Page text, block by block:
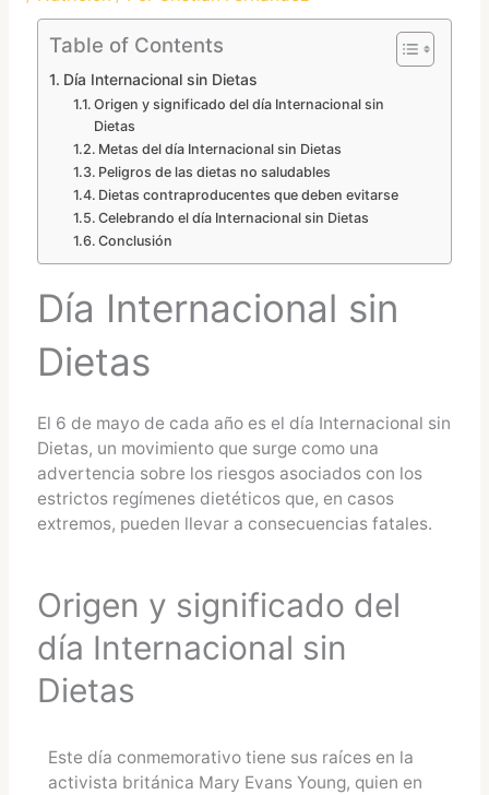
Table of Contents
Día Internacional sin Dietas
Origen y significado del día Internacional sin
Dietas
Metas del día Internacional sin Dietas
Peligros de las dietas no saludables
Dietas contraproducentes que deben evitarse
Celebrando el día Internacional sin Dietas
Conclusión
Día Internacional sin
Dietas
El 6 de mayo de cada año es el día Internacional sin
Dietas, un movimiento que surge como una
advertencia sobre los riesgos asociados con los
estrictos regímenes dietéticos que, en casos
extremos, pueden llevar a consecuencias fatales.
Origen y significado del
día Internacional sin
Dietas
Este día conmemorativo tiene sus raíces en la
activista británica Mary Evans Young, quien en